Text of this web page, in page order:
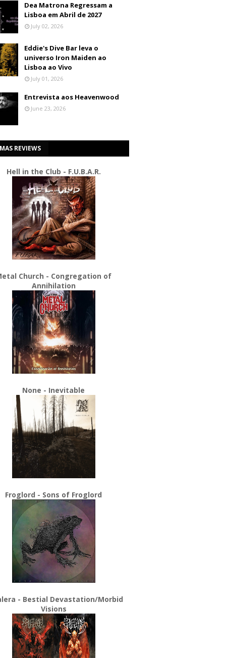
Dea Matrona Regressam a
Lisboa em Abril de 2027
July 02, 2026
Eddie's Dive Bar leva o
universo Iron Maiden ao
Lisboa ao Vivo
July 01, 2026
Entrevista aos Heavenwood
June 23, 2026
REVIEWS
Hell in the Club - F.U.B.A.R.
Church - Congregation of
Annihilation
None - Inevitable
Froglord - Sons of Froglord
- Bestial Devastation/Morbid
Visions